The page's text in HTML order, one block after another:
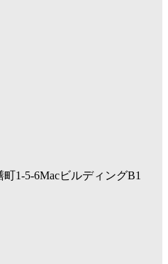
1-5-6MacビルディングB1